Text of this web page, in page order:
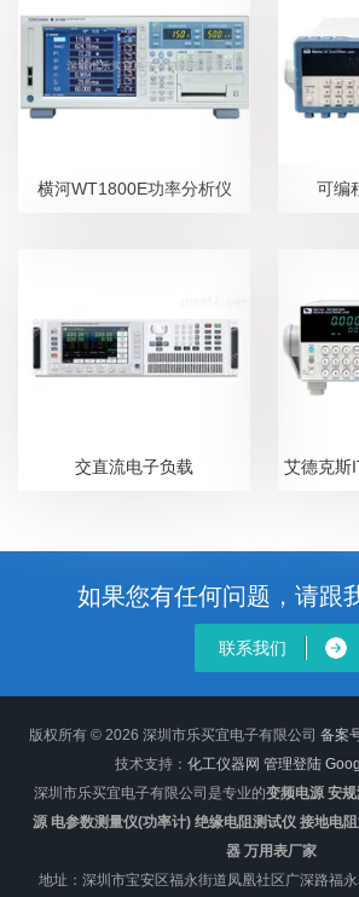
横河WT1800E功率分析仪 可编
交直流电子负载
如果您有任何问题，请跟
联系我们
版权所有 © 2026 深圳市乐买宜电子有限公司 备案
技术支持： 化工仪器网 管理登陆
深圳市乐买宜电子有限公司是专业的变频电源 安
源 电参数测量仪(功率计) 绝缘电阻测试仪 接地电
器 万用表厂家
地址：深圳市宝安区福永街道凤凰社区广深路福